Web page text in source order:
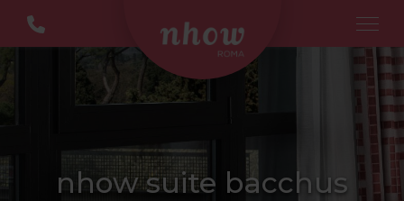
nhow suite bacchus